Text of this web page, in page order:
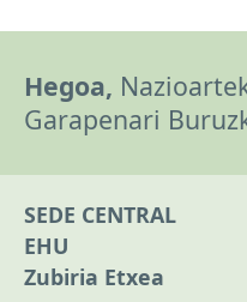
Hegoa,
Garapenari
SEDE CENTRAL
EHU
Zubiria Etxea